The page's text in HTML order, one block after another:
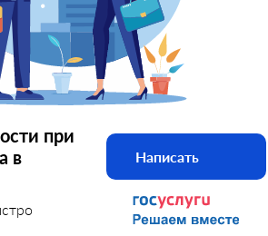
при
в
Написать